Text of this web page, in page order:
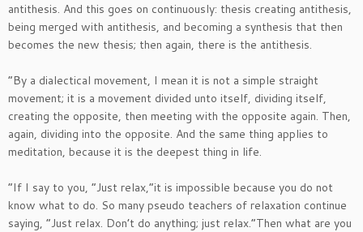
antithesis. And this goes on continuously: thesis creating antithesis,
being merged with antithesis, and becoming a synthesis that then
becomes the new thesis; then again, there is the antithesis.
“By a dialectical movement, I mean it is not a simple straight
movement; it is a movement divided unto itself, dividing itself,
creating the opposite, then meeting with the opposite again. Then,
again, dividing into the opposite. And the same thing applies to
meditation, because it is the deepest thing in life.
“If I say to you, “Just relax,”it is impossible because you do not
know what to do. So many pseudo teachers of relaxation continue
saying, “Just relax. Don’t do anything; just relax.”Then what are you